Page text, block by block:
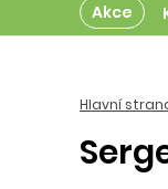
Akce
Hlavní